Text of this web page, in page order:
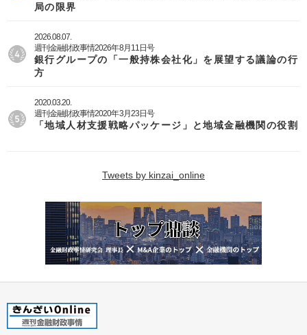
局の限界
2026.08.07.
週刊金融財政事情2026年8月11日号
銀行グループの「一般持株会社化」を展望する議論の行
方
2020.03.20.
週刊金融財政事情2020年3月23日号
「地域人材支援戦略パッケージ」と地域金融機関の役割
Tweets by kinzai_online